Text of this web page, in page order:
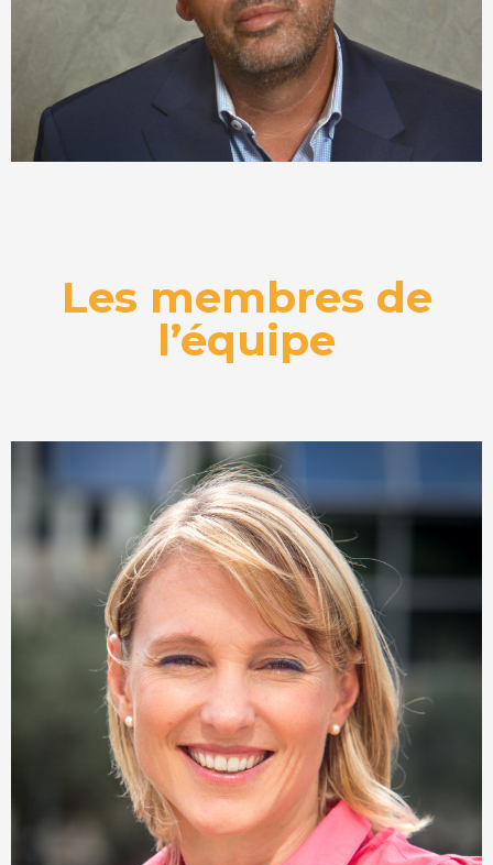
Vice-Président Stratégie de Telecom Valley, Chef
d’entreprises
Les membres de
l’équipe
Sophie Monteil
Chargée d'affaires